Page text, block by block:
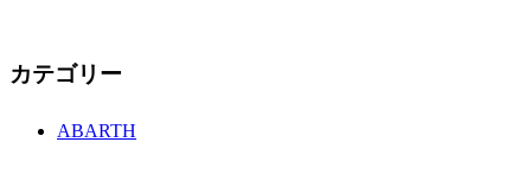
カテゴリー
ABARTH